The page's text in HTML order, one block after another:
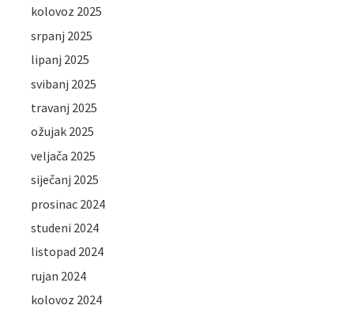
kolovoz 2025
srpanj 2025
lipanj 2025
svibanj 2025
travanj 2025
ožujak 2025
veljača 2025
siječanj 2025
prosinac 2024
studeni 2024
listopad 2024
rujan 2024
kolovoz 2024